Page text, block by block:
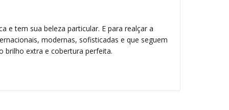
e tem sua beleza particular. E para realçar a
modernas, sofisticadas e que seguem
brilho extra e cobertura perfeita.